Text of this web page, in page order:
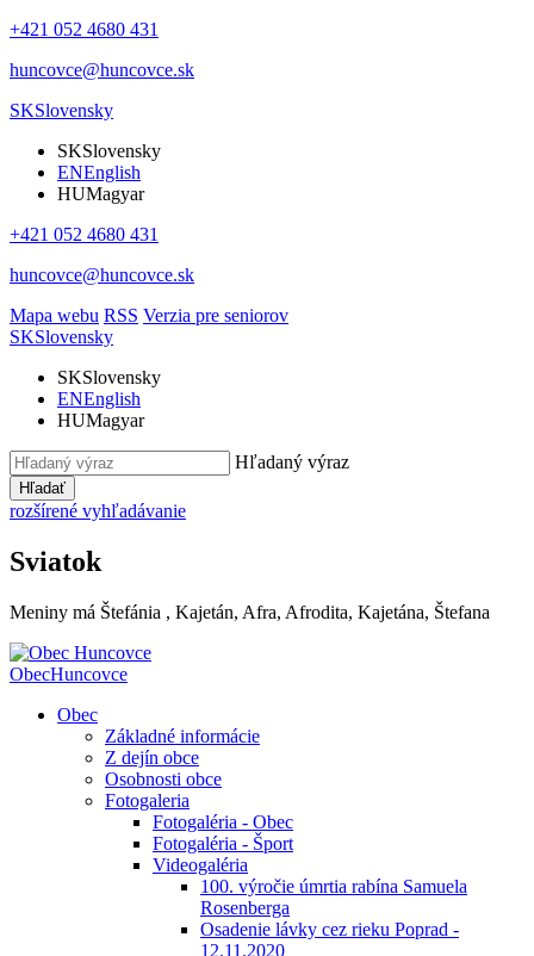
+421 052 4680 431
huncovce@huncovce.sk
SKSlovensky
SKSlovensky
ENEnglish
HUMagyar
+421 052 4680 431
huncovce@huncovce.sk
Mapa webu RSS Verzia pre seniorov
SKSlovensky
SKSlovensky
ENEnglish
HUMagyar
Hľadaný výraz
Hľadať
rozšírené vyhľadávanie
Sviatok
Meniny má Štefánia , Kajetán, Afra, Afrodita, Kajetána, Štefana
ObecHuncovce
Obec
Základné informácie
Z dejín obce
Osobnosti obce
Fotogaleria
Fotogaléria - Obec
Fotogaléria - Šport
Videogaléria
100. výročie úmrtia rabína Samuela
Rosenberga
Osadenie lávky cez rieku Poprad -
12.11.2020